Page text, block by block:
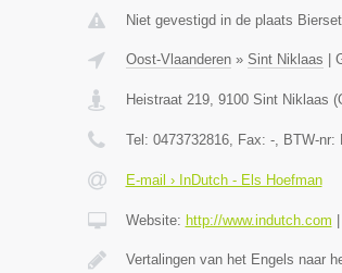
Niet gevestigd in de plaats
Oost-Vlaanderen» Sint Niklaas
Heistraat 219, 9100 Sint Niklaas (
Tel: 0473732816, Fax: -, BTW-nr:
E-mail › InDutch - Els Hoefman
Website: http://www.indutch.com
Vertalingen van het Engels naar